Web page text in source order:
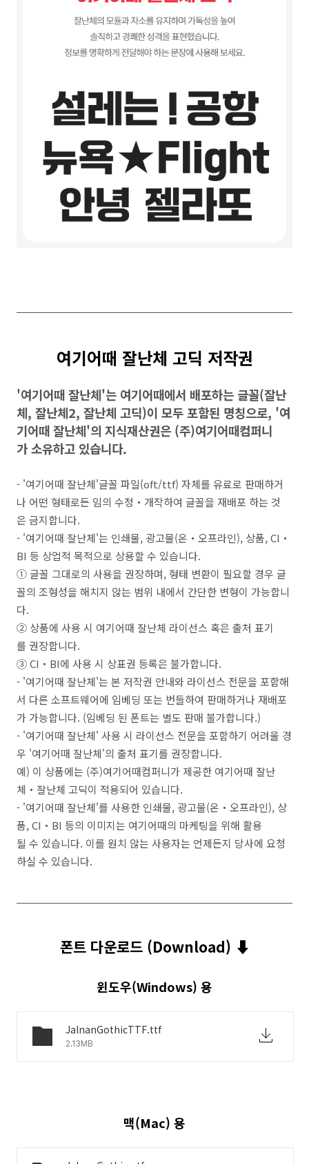
여기어때 잘난체 고딕 저작권
'여기어때 잘난체'는 여기어때에서 배포하는 글꼴(잘난
체, 잘난체2, 잘난체 고딕)이 모두 포함된 명칭으로, '여
기어때 잘난체'의 지식재산권은 (주)여기어때컴퍼니
가 소유하고 있습니다.
- '여기어때 잘난체'글꼴 파일(oft/ttf) 자체를 유료로 판매하거
나 어떤 형태로든 임의 수정・개작하여 글꼴을 재배포 하는 것
은 금지합니다.
- '여기어때 잘난체'는 인쇄물, 광고물(온・오프라인), 상품, CI・
BI 등 상업적 목적으로 상용할 수 있습니다.
① 글꼴 그대로의 사용을 권장하며, 형태 변환이 필요할 경우 글
꼴의 조형성을 해치지 않는 범위 내에서 간단한 변형이 가능합니
다.
② 상품에 사용 시 여기어때 잘난체 라이선스 혹은 출처 표기
를 권장합니다.
③ CI・BI에 사용 시 상표권 등록은 불가합니다.
- '여기어때 잘난체'는 본 저작권 안내와 라이선스 전문을 포함해
서 다른 소프트웨어에 임베딩 또는 번들하여 판매하거나 재배포
가 가능합니다. (임베딩 된 폰트는 별도 판매 불가합니다.)
- '여기어때 잘난체' 사용 시 라이선스 전문을 포함하기 어려울 경
우 '여기어때 잘난체'의 출처 표기를 권장합니다.
예) 이 상품에는 (주)여기어때컴퍼니가 제공한 여기어때 잘난
체・잘난체 고딕이 적용되어 있습니다.
- '여기어때 잘난체'를 사용한 인쇄물, 광고물(온・오프라인), 상
품, CI・BI 등의 이미지는 여기어때의 마케팅을 위해 활용
될 수 있습니다. 이를 원치 않는 사용자는 언제든지 당사에 요청
하실 수 있습니다.
폰트 다운로드 (Download) ⬇︎
윈도우(Windows) 용
JalnanGothicTTF.ttf
2.13MB
맥(Mac) 용